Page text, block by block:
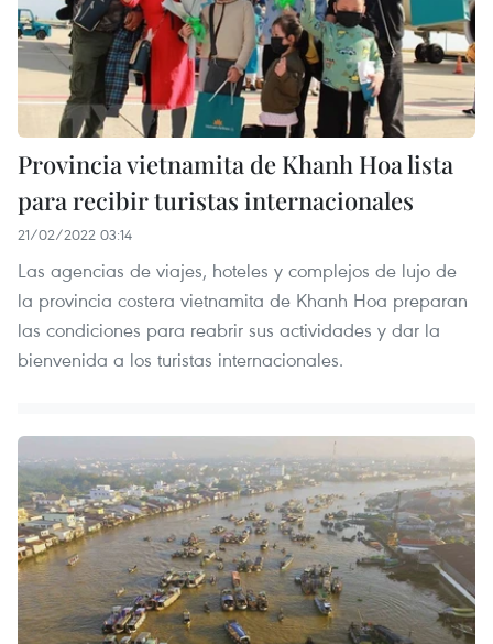
Provincia vietnamita de Khanh Hoa lista
para recibir turistas internacionales
21/02/2022 03:14
Las agencias de viajes, hoteles y complejos de lujo de
la provincia costera vietnamita de Khanh Hoa preparan
las condiciones para reabrir sus actividades y dar la
bienvenida a los turistas internacionales.